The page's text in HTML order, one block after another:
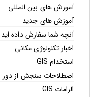
آموزش های بین المللی
آموزش های جدید
آنچه شما سفارش داده اید
اخبار تکنولوژی مکانی
استخدام GIS
اصطلاحات سنجش از دور
الزامات GIS